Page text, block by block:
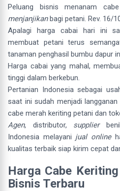
Peluang bisnis menanam
menjanjikanbagi petani. Rev. 16/
Apalagi harga cabai hari ini
membuat petani terus
tanaman penghasil bumbu dapur
Harga cabai yang mahal,
tinggi dalam berkebun.
Pertanian Indonesia sebagai
saat ini sudah menjadi
cabe merah keriting petani dan
Agen, distributor, supplier
Indonesia melayani jual online
kualitas terbaik siap kirim cepat
Harga Cabe
Bisnis Terbaru